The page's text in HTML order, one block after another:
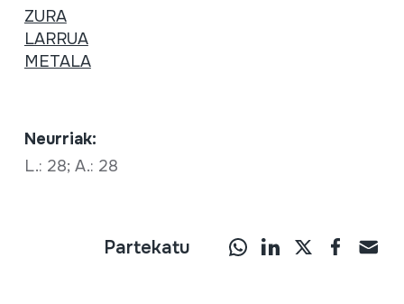
ZURA
LARRUA
METALA
Neurriak:
L.: 28; A.: 28
Partekatu